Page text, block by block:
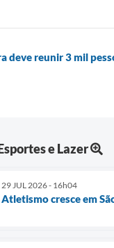
deve reunir 3 mil
e Lazer
29 JUL 2026 - 16h04
Atletismo cresce em